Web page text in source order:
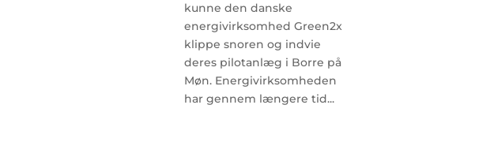
kunne den danske
energivirksomhed Green2x
klippe snoren og indvie
deres pilotanlæg i Borre på
Møn. Energivirksomheden
har gennem længere tid...